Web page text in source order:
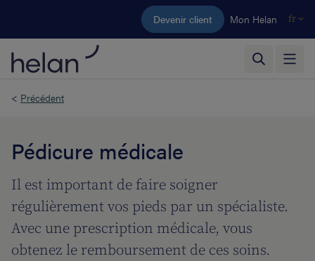
Aller au contenu principal
Devenir client Mon Helan fr
< Précédent
Pédicure médicale
Il est important de faire soigner
régulièrement vos pieds par un spécialiste.
Avec une prescription médicale, vous
obtenez le remboursement de ces soins.